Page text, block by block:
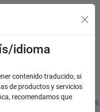
Oficinas locales
idioma
contenido traducido, si
de productos y servicios
recomendamos que